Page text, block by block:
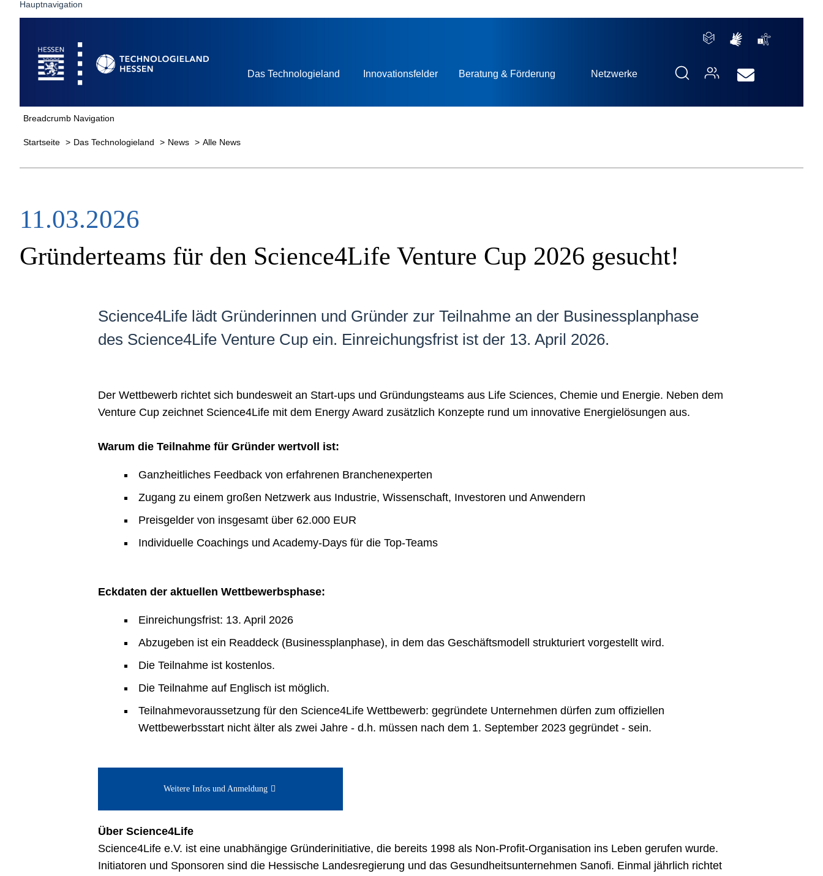
Hauptnavigation
Startseite
Das Technologieland Innovationsfelder Beratung & Förderung Netzwerke
Breadcrumb Navigation
Startseite Das Technologieland News Alle News
11.03.2026
Gründerteams für den Science4Life Venture Cup 2026 gesucht!
Science4Life lädt Gründerinnen und Gründer zur Teilnahme an der Businessplanphase
des Science4Life Venture Cup ein. Einreichungsfrist ist der 13. April 2026.
Der Wettbewerb richtet sich bundesweit an Start-ups und Gründungsteams aus Life Sciences, Chemie und Energie. Neben dem
Venture Cup zeichnet Science4Life mit dem Energy Award zusätzlich Konzepte rund um innovative Energielösungen aus.
Warum die Teilnahme für Gründer wertvoll ist:
Ganzheitliches Feedback von erfahrenen Branchenexperten
Zugang zu einem großen Netzwerk aus Industrie, Wissenschaft, Investoren und Anwendern
Preisgelder von insgesamt über 62.000 EUR
Individuelle Coachings und Academy-Days für die Top-Teams
Eckdaten der aktuellen Wettbewerbsphase:
Einreichungsfrist: 13. April 2026
Abzugeben ist ein Readdeck (Businessplanphase), in dem das Geschäftsmodell strukturiert vorgestellt wird.
Die Teilnahme ist kostenlos.
Die Teilnahme auf Englisch ist möglich.
Teilnahmevoraussetzung für den Science4Life Wettbewerb: gegründete Unternehmen dürfen zum offiziellen
Wettbewerbsstart nicht älter als zwei Jahre - d.h. müssen nach dem 1. September 2023 gegründet - sein.
Weitere Infos und Anmeldung
Über Science4Life
Science4Life e.V. ist eine unabhängige Gründerinitiative, die bereits 1998 als Non-Profit-Organisation ins Leben gerufen wurde.
Initiatoren und Sponsoren sind die Hessische Landesregierung und das Gesundheitsunternehmen Sanofi. Einmal jährlich richtet